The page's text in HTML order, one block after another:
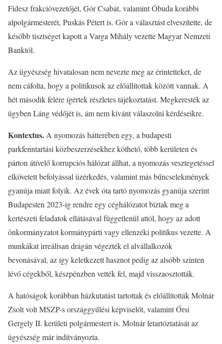
Fidesz frakcióvezetőjét, Gór Csabát, valamint Óbuda korábbi
alpolgármesterét, Puskás Pétert is. Gór a választást elveszítette, de
később tisztséget kapott a Varga Mihály vezette Magyar Nemzeti
Banktól.
Az ügyészség hivatalosan nem nevezte meg az érintetteket, de
nem cáfolta, hogy a politikusok az előállítottak között vannak. A
hét második felére ígértek részletes tájékoztatást. Megkeresték az
ügyben Láng védőjét is, ám nem kívánt válaszolni kérdéseikre.
Kontextus. A nyomozás hátterében egy, a budapesti
parkfenntartási közbeszerzésekhez köthető, több kerületen és
párton átívelő korrupciós hálózat állhat, a nyomozás vesztegetéssel
elkövetett befolyással üzérkedés, valamint más bűncselekmények
gyanúja miatt folyik. Az évek óta tartó nyomozás gyanúja szerint
Budapesten 2023-ig rendre egy céghálózatot bíztak meg a
kertészeti feladatok ellátásával függetlenül attól, hogy az adott
önkormányzatot kormánypárti vagy ellenzéki politikus vezette. A
munkákat irreálisan drágán végezték el alvállalkozók
bevonásával, az így keletkezett hasznot pedig az alsóbb szinten
lévő cégekből, készpénzben vették fel, majd visszaosztották.
A hatóságok korábban házkutatást tartottak és előállították Molnár
Zsolt volt MSZP-s országgyűlési képviselőt, valamint Őrsi
Gergely II. kerületi polgármestert is. Molnár letartóztatását az
ügyészség már indítványozta.